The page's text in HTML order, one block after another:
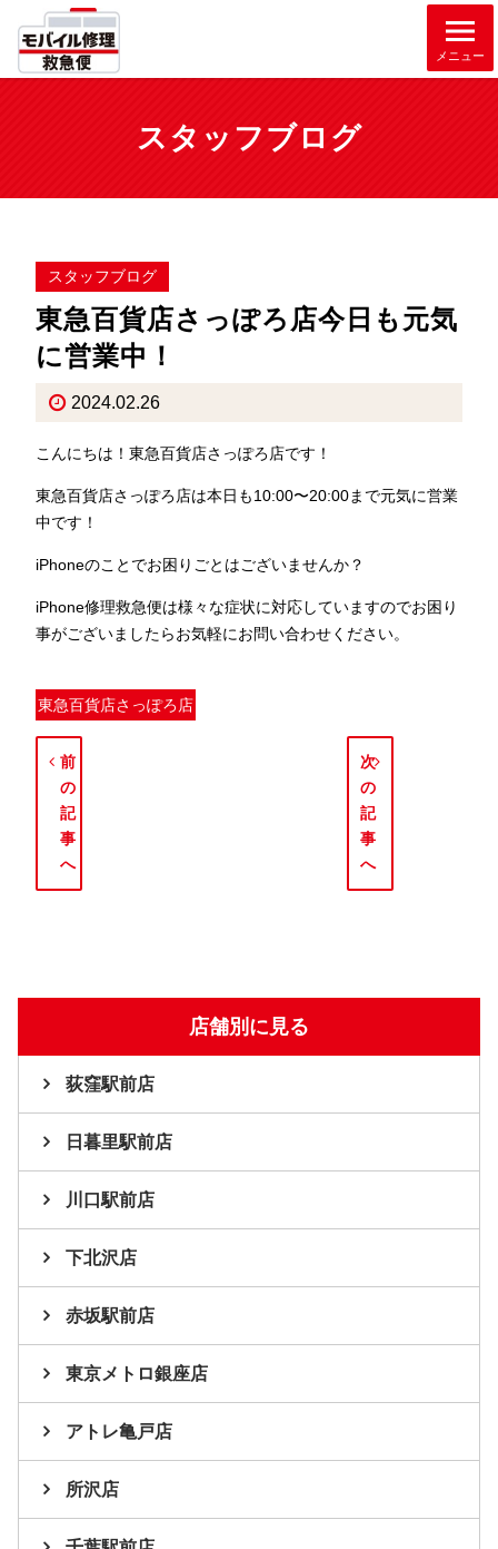
メニュー
スタッフブログ
スタッフブログ
東急百貨店さっぽろ店今日も元気
に営業中！
2024.02.26
こんにちは！東急百貨店さっぽろ店です！
東急百貨店さっぽろ店は本日も10:00〜20:00まで元気に営業
中です！
iPhoneのことでお困りごとはございませんか？
iPhone修理救急便は様々な症状に対応していますのでお困り
事がございましたらお気軽にお問い合わせください。
東急百貨店さっぽろ店
前
の
記
事
へ
次
の
記
事
へ
店舗別に見る
荻窪駅前店
日暮里駅前店
川口駅前店
下北沢店
赤坂駅前店
東京メトロ銀座店
アトレ亀戸店
所沢店